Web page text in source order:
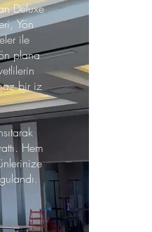
Deluxe
Yön
ile
plana
bir iz
Hem